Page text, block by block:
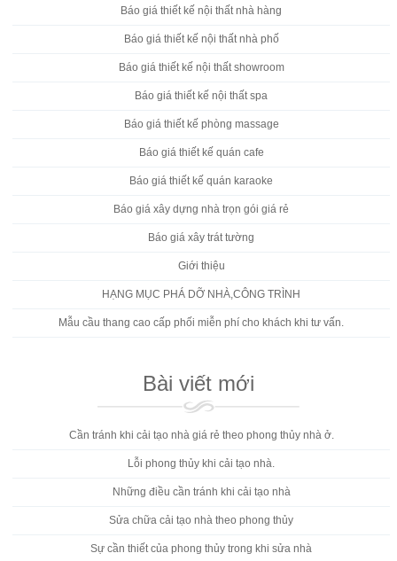
Báo giá thiết kế nội thất nhà hàng
Báo giá thiết kế nội thất nhà phố
Báo giá thiết kế nội thất showroom
Báo giá thiết kế nội thất spa
Báo giá thiết kế phòng massage
Báo giá thiết kế quán cafe
Báo giá thiết kế quán karaoke
Báo giá xây dựng nhà trọn gói giá rẻ
Báo giá xây trát tường
Giới thiệu
HẠNG MỤC PHÁ DỠ NHÀ,CÔNG TRÌNH
Mẫu cầu thang cao cấp phối miễn phí cho khách khi tư vấn.
Bài viết mới
Cần tránh khi cải tạo nhà giá rẻ theo phong thủy nhà ở.
Lỗi phong thủy khi cải tạo nhà.
Những điều cần tránh khi cải tạo nhà
Sửa chữa cải tạo nhà theo phong thủy
Sự cần thiết của phong thủy trong khi sửa nhà